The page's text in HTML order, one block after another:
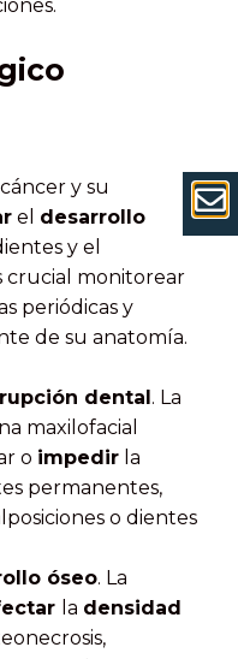
y su
el desarrollo
y el
crucial monitorear
periódicas y
de su anatomía.
dental . La
maxilofacial
o impedir la
permanentes,
o dientes
óseo. La
la densidad